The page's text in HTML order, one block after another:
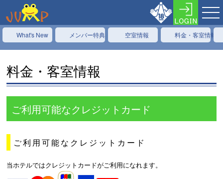
What's New メンバー特典 空室情報 料金・客室情報
料金・客室情報
ご利用可能なクレジットカード
ご利用可能なクレジットカード
当ホテルではクレジットカードがご利用になれます。